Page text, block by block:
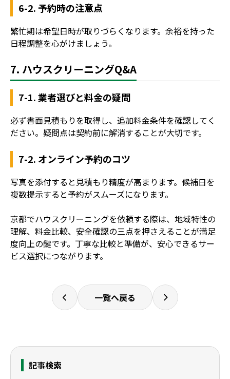
6-2. 予約時の注意点
繁忙期は希望日時が取りづらくなります。余裕を持った
日程調整を心がけましょう。
7. ハウスクリーニングQ&A
7-1. 業者選びと料金の疑問
必ず書面見積もりを取得し、追加料金条件を確認してく
ださい。疑問点は契約前に解消することが大切です。
7-2. オンライン予約のコツ
写真を添付すると見積もり精度が高まります。候補日を
複数提示すると予約がスムーズになります。
京都でハウスクリーニングを依頼する際は、地域特性の
理解、料金比較、安全確認の三点を押さえることが満足
度向上の鍵です。丁寧な比較と準備が、安心できるサー
ビス選択につながります。
一覧へ戻る
記事検索